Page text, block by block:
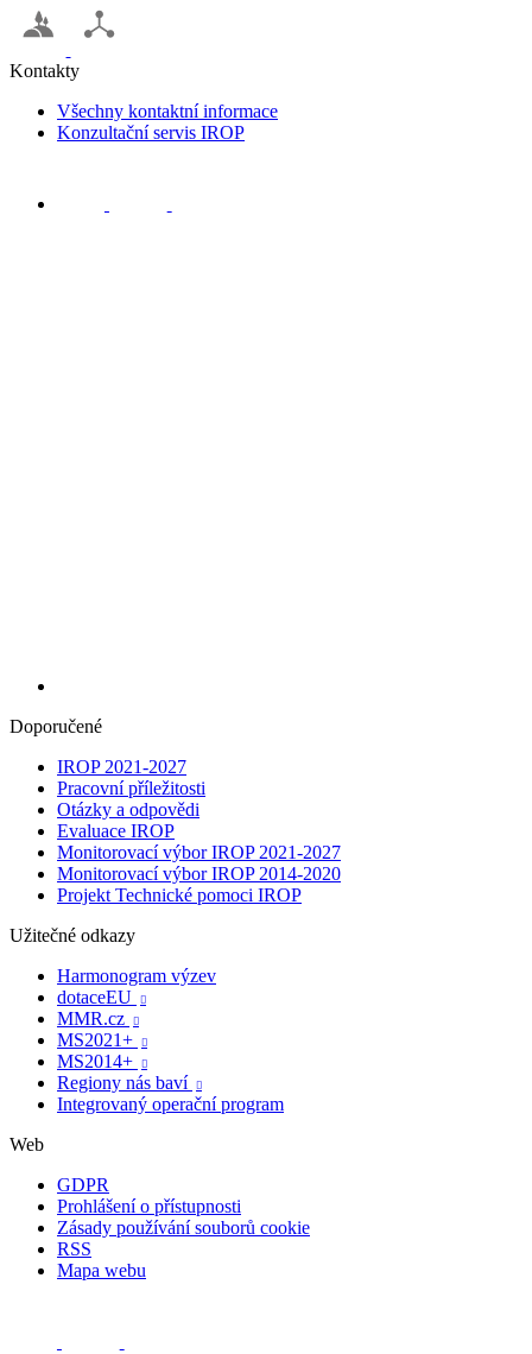
Kontakty
Všechny kontaktní informace
Konzultační servis IROP
Doporučené
IROP 2021-2027
Pracovní příležitosti
Otázky a odpovědi
Evaluace IROP
Monitorovací výbor IROP 2021-2027
Monitorovací výbor IROP 2014-2020
Projekt Technické pomoci IROP
Užitečné odkazy
Harmonogram výzev
dotaceEU

MMR.cz 
MS2021+ 
MS2014+ 
Regiony nás baví 
Integrovaný operační program
Web
GDPR
Prohlášení o přístupnosti
Zásady používání souborů cookie
RSS
Mapa webu